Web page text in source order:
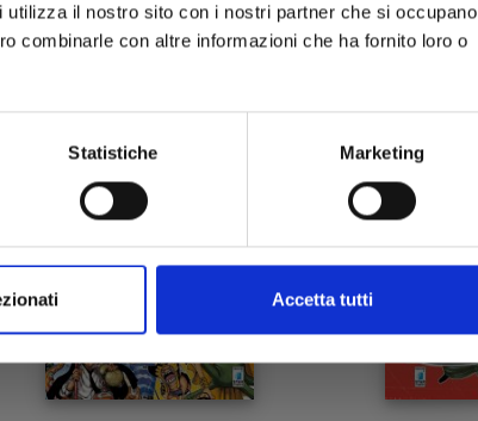
il nostro sito con i nostri partner che si occupano
combinarle con altre informazioni che ha fornito loro o
Statistiche Marketing
Accetta tutti
€ 5,20 € 5,90